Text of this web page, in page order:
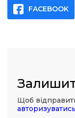
FACEBOOK
Щоб
авторизуватись